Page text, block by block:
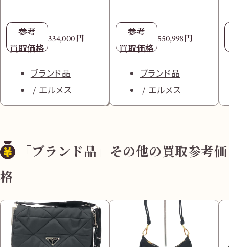
参考
買取価格
334,000円
ブランド品
エルメス
参考
買取価格
550,998円
ブランド品
エルメス
「ブランド品」その他の買取参考価
格